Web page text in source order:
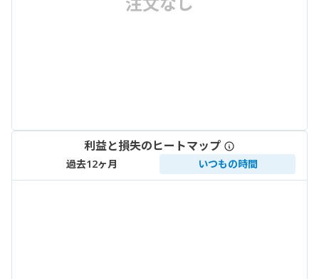
利益と損失のヒートマップ
過去12ヶ月 いつもの時間